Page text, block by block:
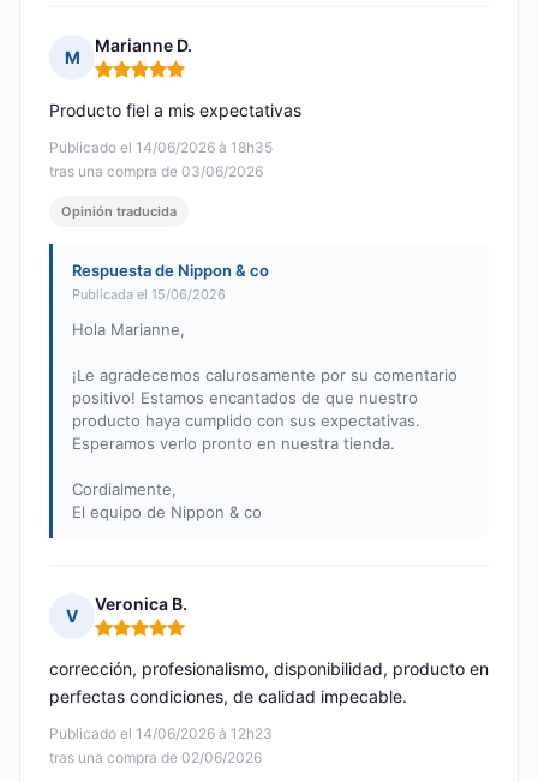
M
Marianne D.
Nota: 5 de 5
Publicado el 14/06/2026 à 18h35
tras una compra de 03/06/2026
Producto fiel a mis expectativas
Opinión traducida
Respuesta de Nippon & co
Publicada el 15/06/2026
Hola Marianne,
¡Le agradecemos calurosamente por su comentario
positivo! Estamos encantados de que nuestro
producto haya cumplido con sus expectativas.
Esperamos verlo pronto en nuestra tienda.
Cordialmente,
El equipo de Nippon & co
V
Veronica B.
Nota: 5 de 5
Publicado el 14/06/2026 à 12h23
tras una compra de 02/06/2026
corrección, profesionalismo, disponibilidad, producto en
perfectas condiciones, de calidad impecable.